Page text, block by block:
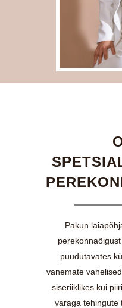
Pakun
puudutavates
vanemate
siseriiklikes kui
varaga tehingute